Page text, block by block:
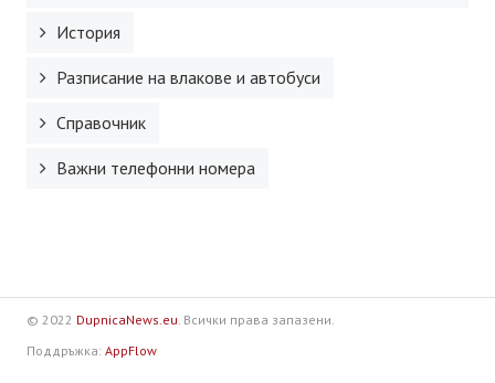
История
Разписание на влакове и автобуси
Справочник
Важни телефонни номера
© 2022 DupnicaNews.eu. Всички права запазени.
Поддръжка: AppFlow